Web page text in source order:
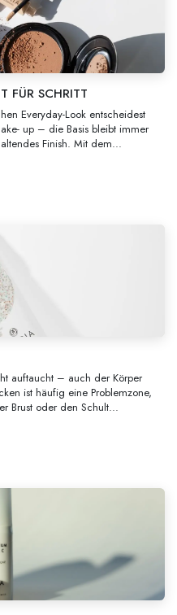
FÜR SCHRITT
Everyday-Look entscheidest
up – die Basis bleibt immer
Finish. Mit dem...
auftaucht – auch der Körper
ist häufig eine Problemzone,
Brust oder den Schult...